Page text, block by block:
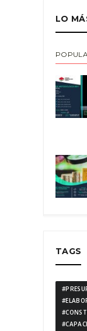
LO
TAGS